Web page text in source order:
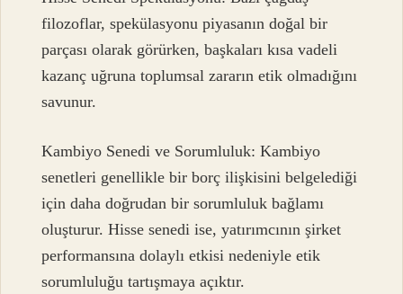
filozoflar, spekülasyonu piyasanın doğal bir
parçası olarak görürken, başkaları kısa vadeli
kazanç uğruna toplumsal zararın etik olmadığını
savunur.
Kambiyo Senedi ve Sorumluluk: Kambiyo
senetleri genellikle bir borç ilişkisini belgelediği
için daha doğrudan bir sorumluluk bağlamı
oluşturur. Hisse senedi ise, yatırımcının şirket
performansına dolaylı etkisi nedeniyle etik
sorumluluğu tartışmaya açıktır.